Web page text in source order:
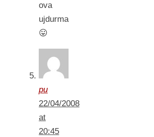
ova
ujdurma
😛
pu
22/04/2008
at
20:45